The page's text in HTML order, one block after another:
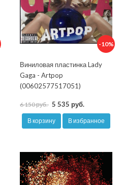
-10%
Виниловая пластинка Lady
Gaga - Artpop
(00602577517051)
6 150 руб. 5 535 руб.
В корзину В избранное